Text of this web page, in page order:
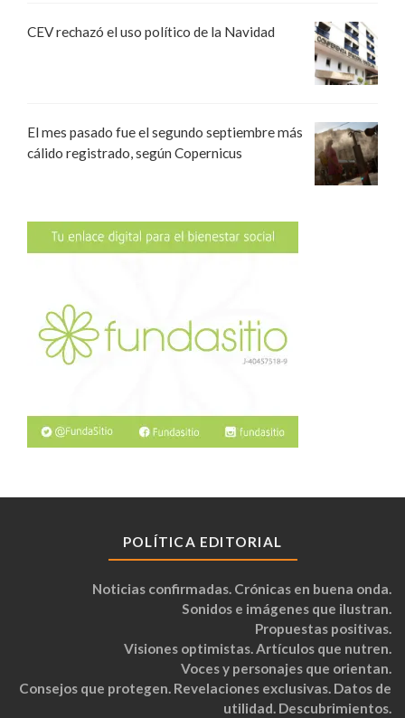
CEV rechazó el uso político de la Navidad
El mes pasado fue el segundo septiembre más
cálido registrado, según Copernicus
POLÍTICA EDITORIAL
Noticias confirmadas. Crónicas en buena onda.
Sonidos e imágenes que ilustran.
Propuestas positivas.
Visiones optimistas. Artículos que nutren.
Voces y personajes que orientan.
Consejos que protegen. Revelaciones exclusivas. Datos de
utilidad. Descubrimientos.